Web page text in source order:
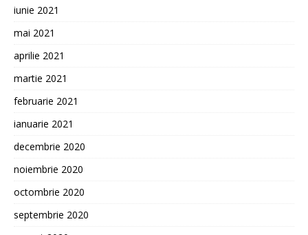
iunie 2021
mai 2021
aprilie 2021
martie 2021
februarie 2021
ianuarie 2021
decembrie 2020
noiembrie 2020
octombrie 2020
septembrie 2020